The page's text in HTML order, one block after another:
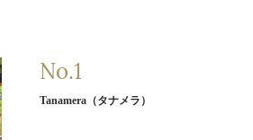
Tanamera（タナメラ）